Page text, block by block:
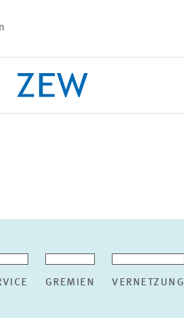
GREMIEN VERNETZUNG